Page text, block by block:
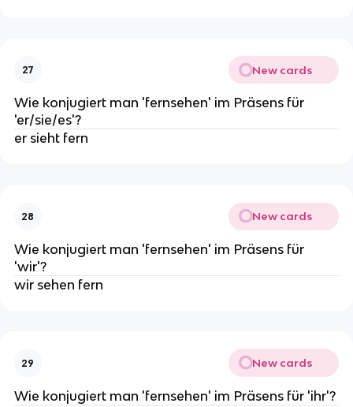
27 New cards
Wie konjugiert man 'fernsehen' im Präsens für
'er/sie/es'?
er sieht fern
28 New cards
Wie konjugiert man 'fernsehen' im Präsens für
'wir'?
wir sehen fern
29 New cards
Wie konjugiert man 'fernsehen' im Präsens für 'ihr'?